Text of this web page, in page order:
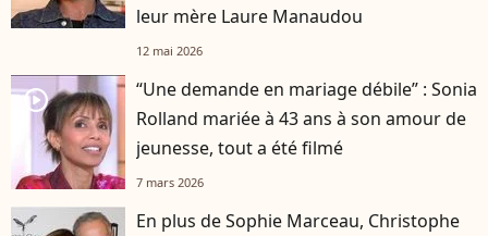
leur mère Laure Manaudou
12 mai 2026
player2
“Une demande en mariage débile” : Sonia
Rolland mariée à 43 ans à son amour de
jeunesse, tout a été filmé
7 mars 2026
En plus de Sophie Marceau, Christophe